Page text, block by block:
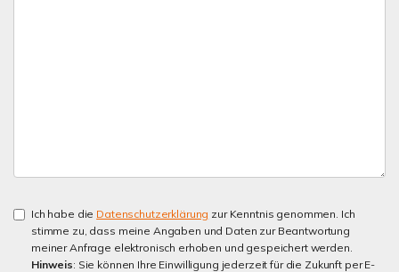
Ich habe die Datenschutzerklärung zur Kenntnis genommen. Ich
stimme zu, dass meine Angaben und Daten zur Beantwortung
meiner Anfrage elektronisch erhoben und gespeichert werden.
Hinweis: Sie können Ihre Einwilligung jederzeit für die Zukunft per E-